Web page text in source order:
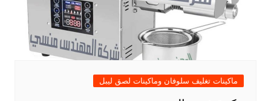
ماكينات تغليف سلوفان وماكينات لصق ليبل